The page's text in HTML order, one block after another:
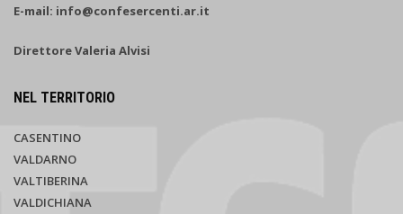
E-mail: info@confesercenti.ar.it
Direttore Valeria Alvisi
NEL TERRITORIO
CASENTINO
VALDARNO
VALTIBERINA
VALDICHIANA